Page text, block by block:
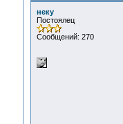
неку
Постоялец
Сообщений: 270